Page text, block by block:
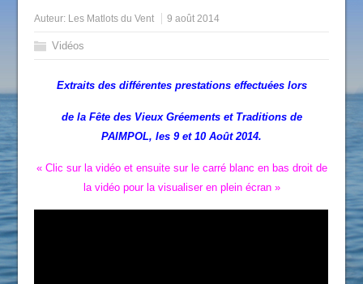
Auteur: Les Matlots du Vent 9 août 2014
Vidéos
Extraits des différentes prestations effectuées lors
de la Fête des Vieux Gréements et Traditions de
PAIMPOL, les 9 et 10 Août 2014.
« Clic sur la vidéo et ensuite sur le carré blanc en bas droit de
la vidéo pour la visualiser en plein écran »